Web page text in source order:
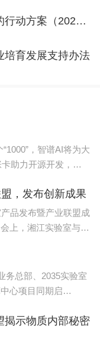
学金来华留学生
名天津中医学
校行列。2020
第二轮“双一
亩，建筑面积60
，31个本科专
级学科硕士学
；有在编教职工
究生4019人，
科班分数线 预科分
进一步促进北京老字号创新发展的行动方案（2023-2025年）
培育发展支持办法
，智谱AI将为大
助力开源开发，提
，发布创新成果
品发布暨产业联盟成
上，湘江实验室与35
室发布了智慧交通轩
务总部、2035实验室
心项目同期启
数据资产进行产品与
揭示物质内部秘密